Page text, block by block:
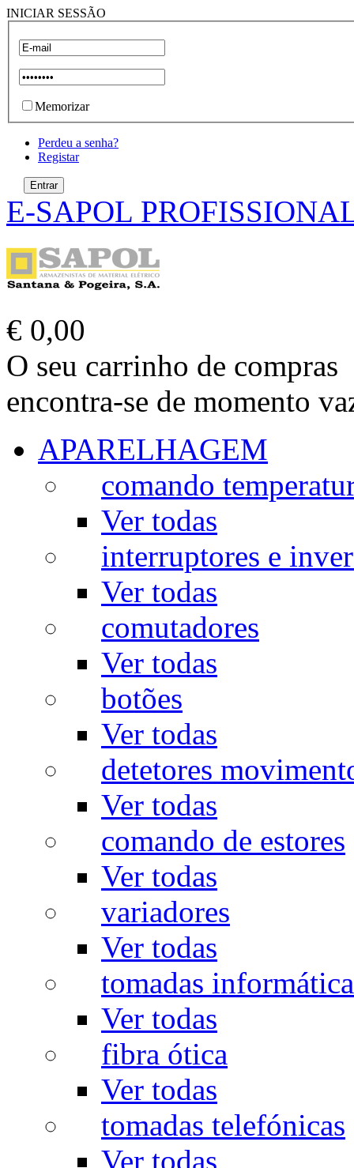
INICIAR SESSÃO
Memorizar
Perdeu a senha?
Registar
E-SAPOL
€ 0,00
O seu carrinho de compras
encontra-se de momento
APARELHAGEM
comando
Ver todas
interruptores e
Ver todas
comutadores
Ver todas
botões
Ver todas
detetores
Ver todas
comando de estores
Ver todas
variadores
Ver todas
tomadas
Ver todas
fibra ótica
Ver todas
tomadas telefónicas
Ver todas